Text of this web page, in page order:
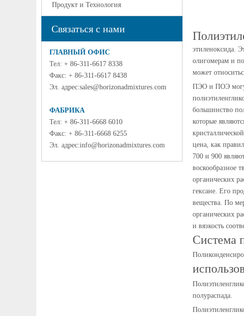
Продукт и Технология
Связаться с нами
ГЛАВНЫЙ ОФИС
Тел: + 86-311-6617 8338
Факс: + 86-311-6617 8438
Эл. адрес:sales@horizonadmixtures.com
ФАБРИКА
Тел: + 86-311-6668 6010
Факс: + 86-311-6668 6255
Эл. адрес:info@horizonadmixtures.com
этиленоксида.
олигомерам и
может
ПЭО и ПОЭ
большинство
которые
цена, как
700 и 900
воскообразное
органических
гексане. Его
вещества. По
органических
и вязкость
Система
полураспада.